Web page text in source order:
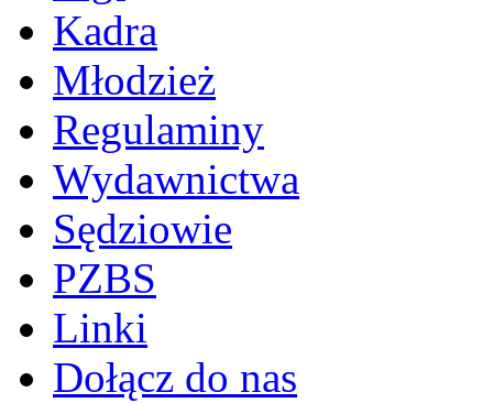
Kadra
Młodzież
Regulaminy
Wydawnictwa
Sędziowie
PZBS
Linki
Dołącz do nas